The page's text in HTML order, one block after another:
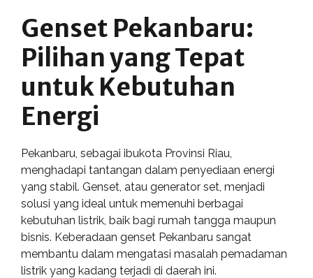
Genset Pekanbaru:
Pilihan yang Tepat
untuk Kebutuhan
Energi
Pekanbaru, sebagai ibukota Provinsi Riau,
menghadapi tantangan dalam penyediaan energi
yang stabil. Genset, atau generator set, menjadi
solusi yang ideal untuk memenuhi berbagai
kebutuhan listrik, baik bagi rumah tangga maupun
bisnis. Keberadaan genset Pekanbaru sangat
membantu dalam mengatasi masalah pemadaman
listrik yang kadang terjadi di daerah ini.